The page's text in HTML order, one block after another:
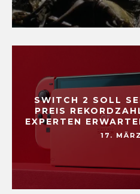
SWITCH 2 SOLL
PREIS
EXPERTEN
17.